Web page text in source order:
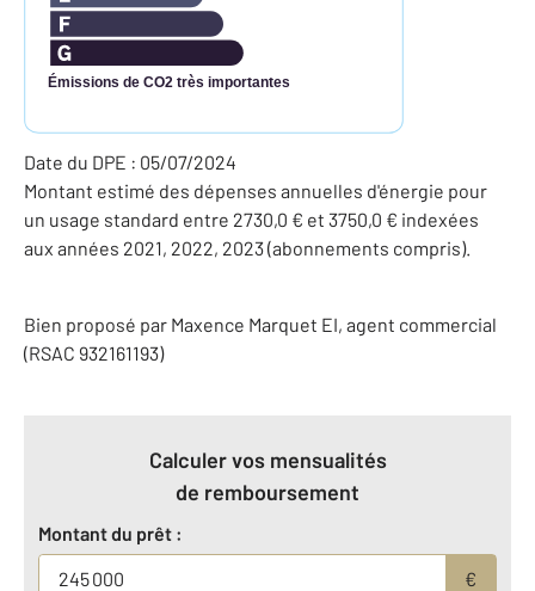
Émissions de CO2 très importantes
Date du DPE : 05/07/2024
Montant estimé des dépenses annuelles d'énergie pour
un usage standard entre 2730,0 € et 3750,0 € indexées
aux années 2021, 2022, 2023 (abonnements compris).
Bien proposé par Maxence Marquet EI, agent commercial
(RSAC 932161193)
Calculer vos mensualités
de remboursement
Montant du prêt :
€